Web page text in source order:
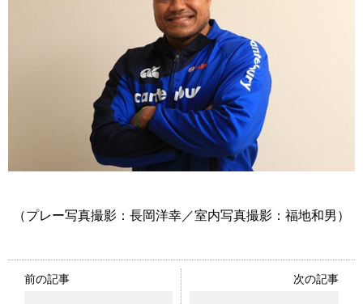
（プレー写真撮影：長岡洋幸／室内写真撮影：福地和男）
前の記事 次の記事